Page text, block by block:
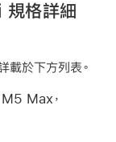
格詳細
載於下方列表。
M5 Max，